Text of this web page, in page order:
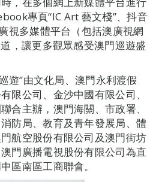
專頁“IC Art 藝文棧”、抖音
視多媒體平台（包括澳廣視網
，讓更多觀眾感受澳門巡遊盛
遊”由文化局、澳門永利渡假
限公司、金沙中國有限公司、
合主辦，澳門海關、市政署、
防局、教育及青年發展局、體
航空股份有限公司及澳門街坊
門廣播電視股份有限公司為直
區南區工商聯會。